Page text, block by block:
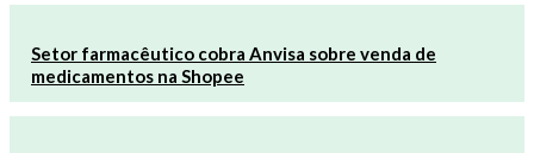
Setor farmacêutico cobra Anvisa sobre venda de
medicamentos na Shopee